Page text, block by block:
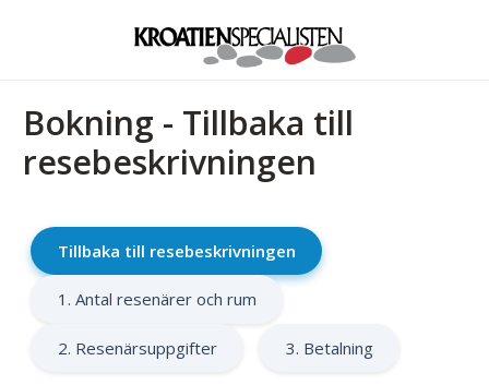
Bokning - Tillbaka till
resebeskrivningen
Tillbaka till resebeskrivningen
1. Antal resenärer och rum
2. Resenärsuppgifter 3. Betalning